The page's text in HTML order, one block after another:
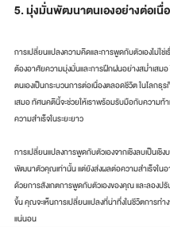
5. มุ่งมั่นพัฒนาตนเองอย่างต่อเนื่
การเปลี่ยนแปลงความคิดและการพูดกับตัวเองไม่ใช่
ต้องอาศัยความมุ่งมั่นและการฝึกฝนอย่างสม่ำเสม
ตนเองเป็นกระบวนการต่อเนื่องตลอดชีวิต ในโลกธุ
เสมอ ทัศนคตินี้จะช่วยให้เราพร้อมรับมือกับความท้
ความสำเร็จในระยะยาว
การเปลี่ยนแปลงการพูดกับตัวเองจากเชิงลบเป็นเชิง
พัฒนาตัวคุณเท่านั้น แต่ยังส่งผลต่อความสำเร็จใน
ด้วยการสังเกตการพูดกับตัวเองของคุณ และลองปรั
ขึ้น คุณจะเห็นการเปลี่ยนแปลงที่น่าทึ่งในชีวิตการท
แน่นอน